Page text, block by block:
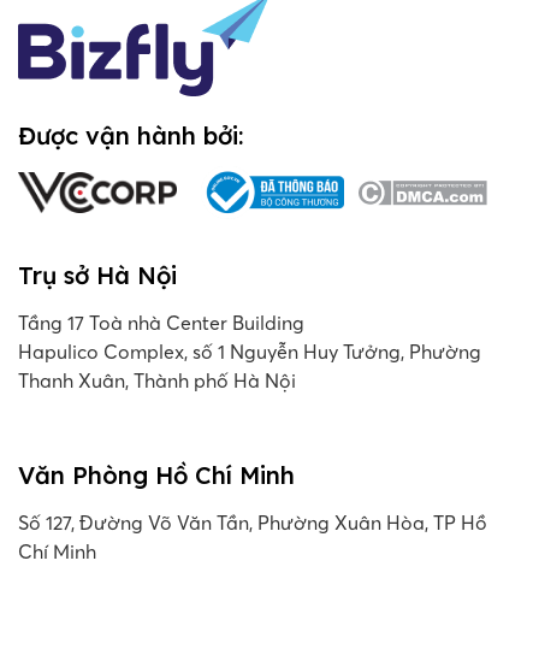
Được vận hành bởi:
Trụ sở Hà Nội
Tầng 17 Toà nhà Center Building
Hapulico Complex, số 1 Nguyễn Huy Tưởng, Phường
Thanh Xuân, Thành phố Hà Nội
Văn Phòng Hồ Chí Minh
Số 127, Đường Võ Văn Tần, Phường Xuân Hòa, TP Hồ
Chí Minh